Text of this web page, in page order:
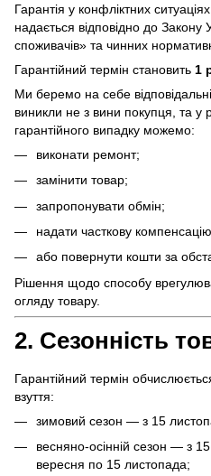
Гарантія у конфліктних
надається відповідно до Закону
споживачів» та чинних
Гарантійний термін становить 1
Ми беремо на себе
виникли не з вини покупця, та у
гарантійного випадку можемо:
виконати ремонт;
замінити товар;
запропонувати обмін;
надати часткову
або повернути кошти за
Рішення щодо способу
огляду товару.
2. Сезонність
Гарантійний термін
взуття:
зимовий сезон — з 15
весняно-осінній сезон — з
вересня по 15 листопада;